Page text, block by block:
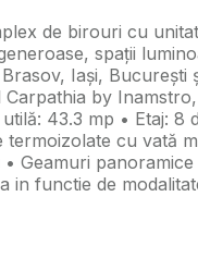
de birouri cu
spații
Iași, București
by
43.3 mp • Etaj: 8
cu vată
Geamuri
functie de